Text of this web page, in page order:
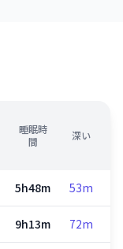
睡眠時
間
深い
5h48m 53m
9h13m 72m